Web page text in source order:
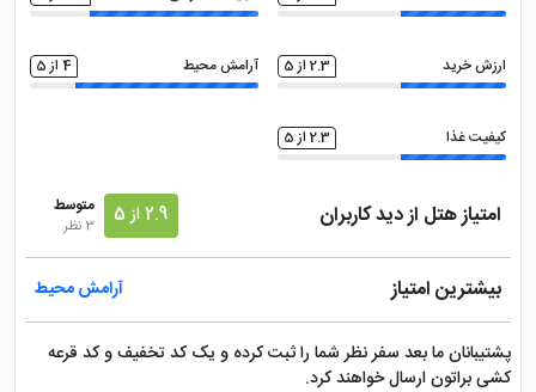
ارزش خرید 2.3 از 5 آرامش محیط 4 از 5
کیفیت غذا 2.3 از 5
امتیاز هتل از دید کاربران 2.9 از 5
متوسط
3 نظر
بیشترین امتیاز آرامش محیط
پشتیبانان ما بعد سفر نظر شما را ثبت کرده و یک کد تخفیف و کد قرعه
کشی براتون ارسال خواهند کرد.